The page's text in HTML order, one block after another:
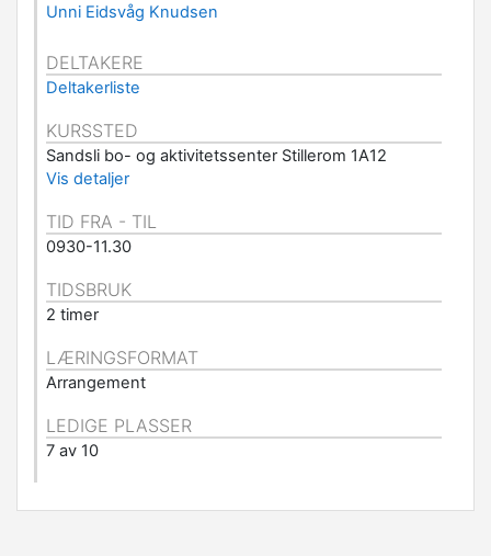
Unni Eidsvåg Knudsen
DELTAKERE
Deltakerliste
KURSSTED
Sandsli bo- og aktivitetssenter Stillerom 1A12
Vis detaljer
TID FRA - TIL
0930-11.30
TIDSBRUK
2 timer
LÆRINGSFORMAT
Arrangement
LEDIGE PLASSER
7 av 10